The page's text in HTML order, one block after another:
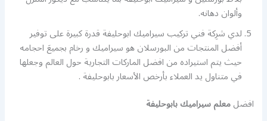
وألوان دهانه.
لدي شرِكة فني تركيب سيراميك ابوحليفة قدرة كبيرة على توفير
أفضل المنتجات من البورسلان هو سيراميك و رخام بجميعَ احجامه
حيث يتم استيراده من افضل الماركات التجارية حول العالم وجعلها
في متناول يد العملاء بأرخص الأسعار بابوحليفة .
افضلمعلم سيراميك بابوحليفة